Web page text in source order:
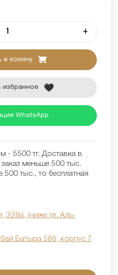
+
в козину
избранное
WhatsApp
- 5500 тг. Доставка в
заказ меньше 500 тыс.
500 тыс., то бесплатная
328а, (ниже ул. Аль-
Батыра 58б, корпус 7